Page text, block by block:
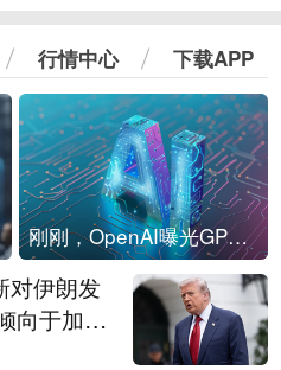
行情中心 下载APP
刚刚，OpenAI曝光GPT-6！传10万亿参数，8月强行发布
对伊朗发
向于加大